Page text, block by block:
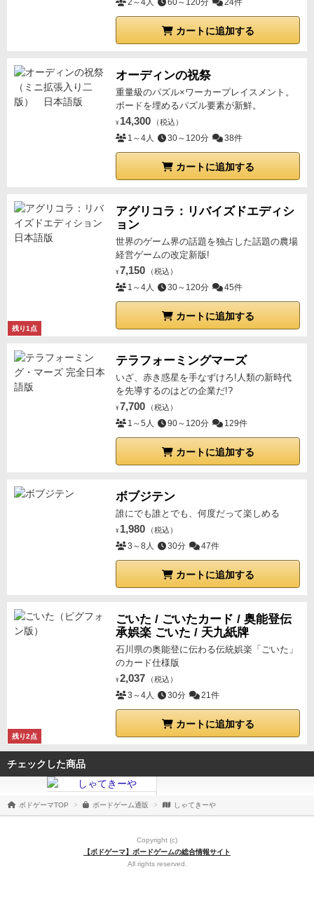
2～4人 60～120分 24件
カートに追加する
オーディンの祝祭
重量級のパズル×ワーカープレイスメント。
ボードを埋めるパズル要素が新鮮。
¥ 14,300 （税込）
1～4人 30～120分 38件
カートに追加する
残り1点
アグリコラ：リバイズドエディシ
ョン
世界のゲーム界の話題を独占した話題の農場
経営ゲームの改定新版!
¥ 7,150 （税込）
1～4人 30～120分 45件
カートに追加する
テラフォーミングマーズ
いざ、赤き惑星を手なずけろ!人類の新時代
を先導するのはどの企業だ!?
¥ 7,700 （税込）
1～5人 90～120分 129件
カートに追加する
ボブジテン
誰にでも誰とでも、何度だって楽しめる
¥ 1,980 （税込）
3～8人 30分 47件
カートに追加する
残り2点
ごいた / ごいたカード / 奥能登伝
承娯楽 ごいた / 天九紙牌
石川県の奥能登に伝わる伝統娯楽「ごいた」
のカード仕様版
¥ 2,037 （税込）
3～4人 30分 21件
カートに追加する
チェックした商品
ボドゲーマTOP ボードゲーム通販 しゃてきーや
Copyright (c)
【ボドゲーマ】ボードゲームの総合情報サイト
All rights reserved.